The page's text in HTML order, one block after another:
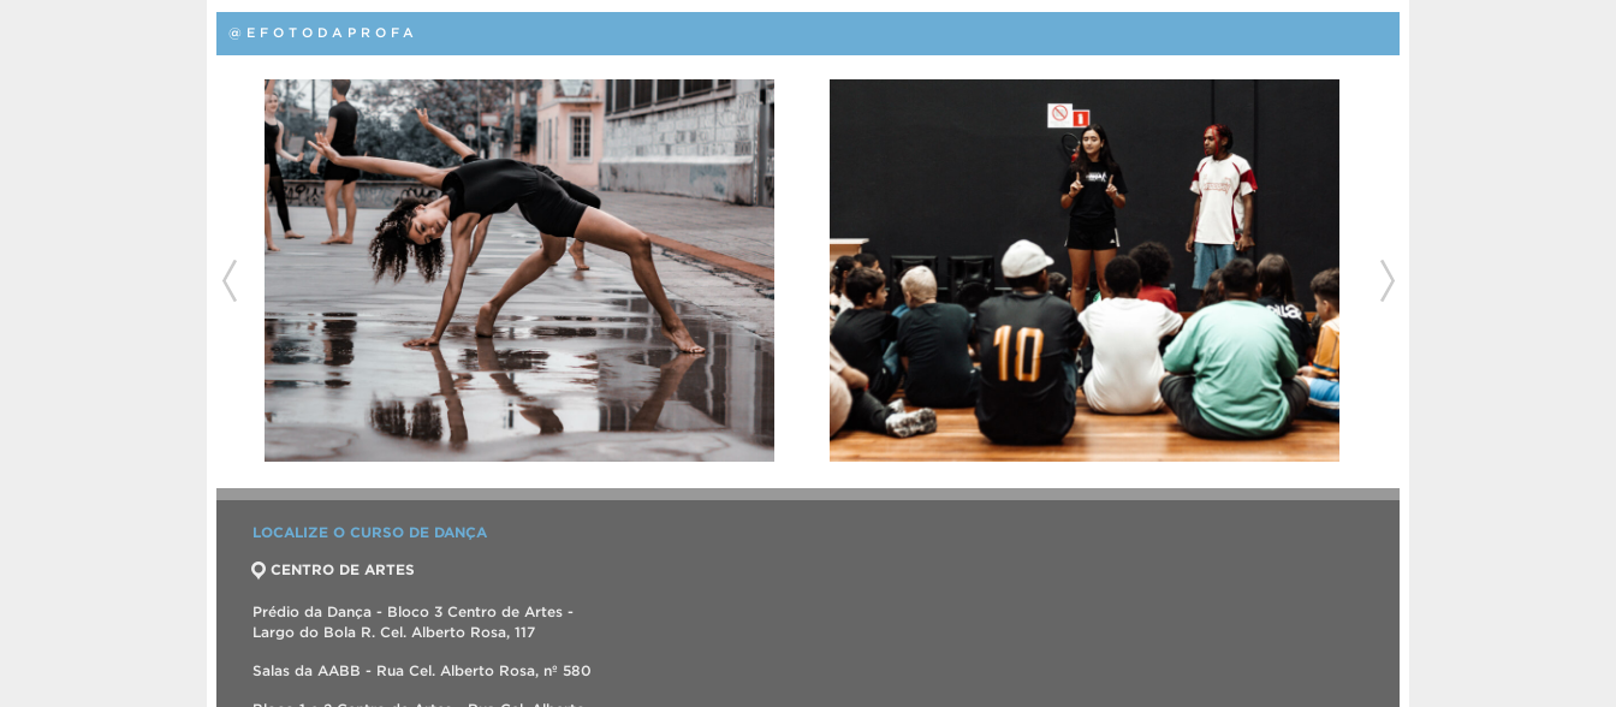
@EFOTODAPROFA
LOCALIZE O CURSO DE DANÇA
CENTRO DE ARTES
Prédio da Dança - Bloco 3 Centro de Artes -
Largo do Bola R. Cel. Alberto Rosa, 117
Salas da AABB - Rua Cel. Alberto Rosa, nº 580